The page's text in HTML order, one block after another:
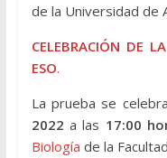
de la Universidad de
CELEBRACIÓN DE
ESO.
La prueba se
2022 a las 17:00
Biología de la